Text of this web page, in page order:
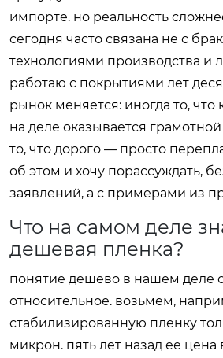
импорте. но реальность
сегодня часто связана не с
технологиями производства и
работаю с покрытиями лет
рынок меняется: иногда то,
на деле оказывается
то, что дорого — просто
об этом и хочу порассуждать,
заявлений, а с примерами из
Что на самом деле
дешевая пленка?
понятие дешево в нашем деле
относительное. возьмем,
стабилизированную пленку
микрон. пять лет назад ее цена